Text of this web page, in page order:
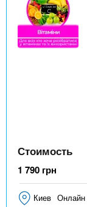
Стоимость
1 790 грн
Киев Онлайн